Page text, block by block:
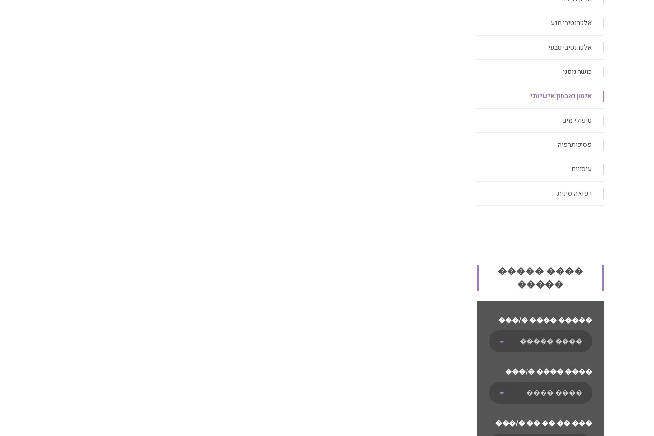
אלטרנטיבי מגע
אלטרנטיבי טבעי
כושר גופני
אימון ואבחון אישיותי
טיפולי מים
פסיכותרפיה
עיסויים
רפואה סינית
����� ����
�����
���/� ���� �����
���/� ���� ����
���/� �� �� �� ���